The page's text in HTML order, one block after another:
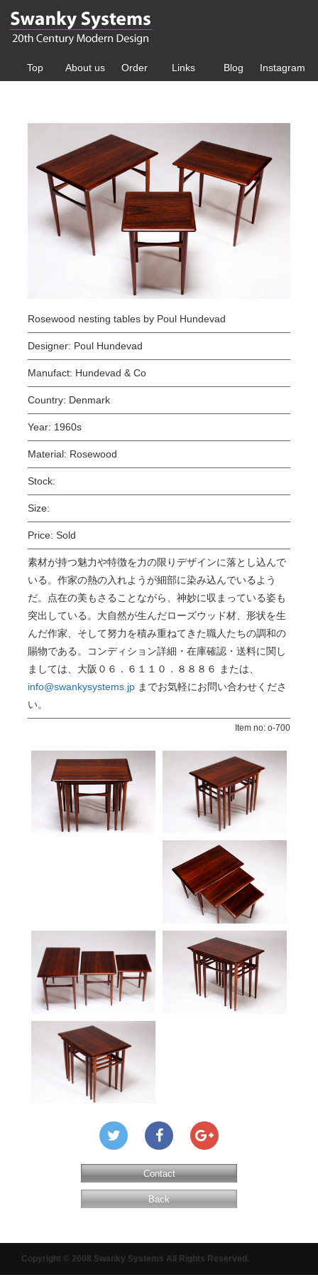
Top About us Order Links Blog Instagram
Rosewood nesting tables by Poul Hundevad
Designer: Poul Hundevad
Manufact: Hundevad & Co
Country: Denmark
Year: 1960s
Material: Rosewood
Stock:
Size:
Price: Sold
素材が持つ魅力や特徴を力の限りデザインに落とし込んで
いる。作家の熱の入れようが細部に染み込んでいるよう
だ。点在の美もさることながら、神妙に収まっている姿も
突出している。大自然が生んだローズウッド材、形状を生
んだ作家、そして努力を積み重ねてきた職人たちの調和の
賜物である。コンディション詳細・在庫確認・送料に関し
ましては、大阪０６．６１１０．８８８６ または、
info@swankysystems.jp までお気軽にお問い合わせくださ
い。
Item no: o-700
Contact
Back
Copyright © 2008 Swanky Systems All Rights Reserved.